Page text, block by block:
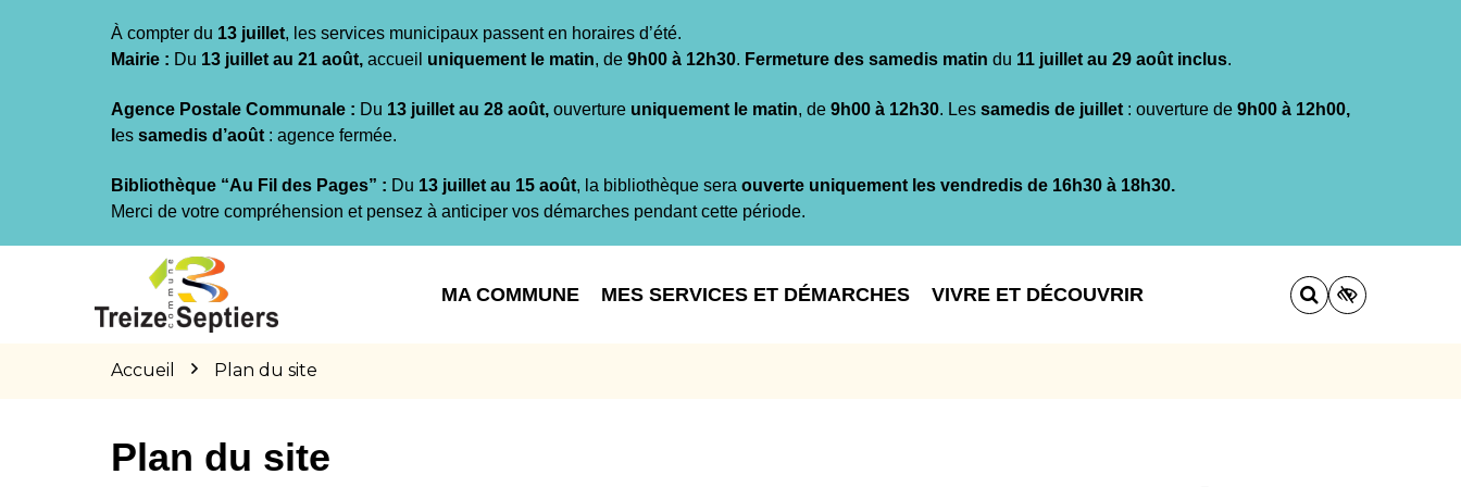
À compter du 13 juillet, les services municipaux passent en horaires d’été.
Mairie : Du 13 juillet au 21 août, accueil uniquement le matin, de 9h00 à 12h30. Fermeture des samedis matin du 11 juillet au 29 août inclus.
Agence Postale Communale : Du 13 juillet au 28 août, ouverture uniquement le matin, de 9h00 à 12h30. Les samedis de juillet : ouverture de 9h00 à 12h00,
es samedis d’août : agence fermée.
Bibliothèque “Au Fil des Pages” : Du 13 juillet au 15 août, la bibliothèque sera ouverte uniquement les vendredis de 16h30 à 18h30.
Merci de votre compréhension et pensez à anticiper vos démarches pendant cette période.
MA COMMUNE MES SERVICES ET DÉMARCHES VIVRE ET DÉCOUVRIR
Accueil Plan du site
Plan du site